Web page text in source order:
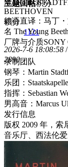
主题回帖积分
积分
1121
2026-7-6 18:08:58 /
2890
MARTIN
BEETHOVEN
德语直译：马丁
名 The Young
厂牌与介质SONY
录制团队
钢琴：Martin
乐团：
指挥：Sebastian
男高音：Marcus
发行信息
版权 2009 年，索
音乐厅、西法伦爱